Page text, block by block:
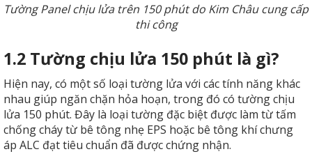
Tường Panel chịu lửa trên 150 phút do Kim Châu cung cấp
thi công
1.2 Tường chịu lửa 150 phút là gì?
Hiện nay, có một số loại tường lửa với các tính năng khác
nhau giúp ngăn chặn hỏa hoạn, trong đó có tường chịu
lửa 150 phút. Đây là loại tường đặc biệt được làm từ tấm
chống cháy từ bê tông nhẹ EPS hoặc bê tông khí chưng
áp ALC đạt tiêu chuẩn đã được chứng nhận.